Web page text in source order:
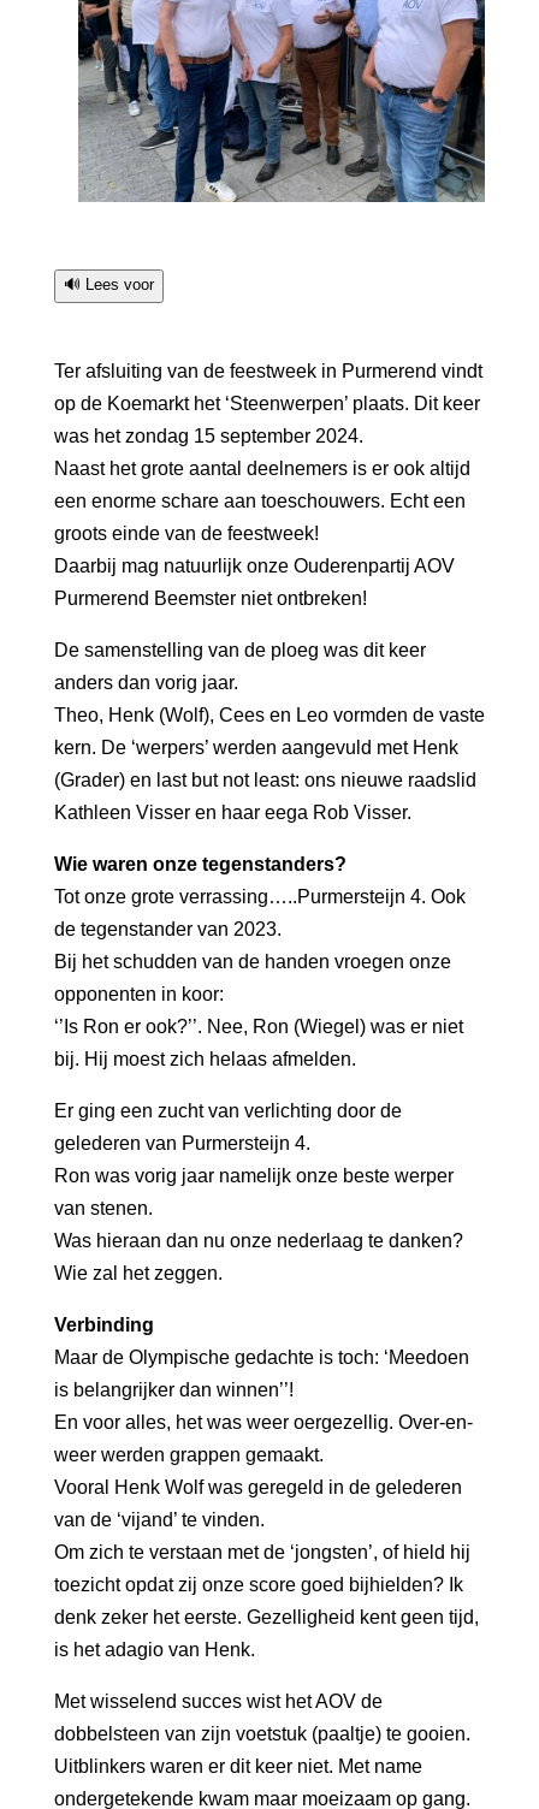
🔊 Lees voor
Ter afsluiting van de feestweek in Purmerend vindt
op de Koemarkt het ‘Steenwerpen’ plaats. Dit keer
was het zondag 15 september 2024.
Naast het grote aantal deelnemers is er ook altijd
een enorme schare aan toeschouwers. Echt een
groots einde van de feestweek!
Daarbij mag natuurlijk onze Ouderenpartij AOV
Purmerend Beemster niet ontbreken!
De samenstelling van de ploeg was dit keer
anders dan vorig jaar.
Theo, Henk (Wolf), Cees en Leo vormden de vaste
kern. De ‘werpers’ werden aangevuld met Henk
(Grader) en last but not least: ons nieuwe raadslid
Kathleen Visser en haar eega Rob Visser.
Wie waren onze tegenstanders?
Tot onze grote verrassing…..Purmersteijn 4. Ook
de tegenstander van 2023.
Bij het schudden van de handen vroegen onze
opponenten in koor:
‘’Is Ron er ook?’’. Nee, Ron (Wiegel) was er niet
bij. Hij moest zich helaas afmelden.
Er ging een zucht van verlichting door de
gelederen van Purmersteijn 4.
Ron was vorig jaar namelijk onze beste werper
van stenen.
Was hieraan dan nu onze nederlaag te danken?
Wie zal het zeggen.
Verbinding
Maar de Olympische gedachte is toch: ‘Meedoen
is belangrijker dan winnen’’!
En voor alles, het was weer oergezellig. Over-en-
weer werden grappen gemaakt.
Vooral Henk Wolf was geregeld in de gelederen
van de ‘vijand’ te vinden.
Om zich te verstaan met de ‘jongsten’, of hield hij
toezicht opdat zij onze score goed bijhielden? Ik
denk zeker het eerste. Gezelligheid kent geen tijd,
is het adagio van Henk.
Met wisselend succes wist het AOV de
dobbelsteen van zijn voetstuk (paaltje) te gooien.
Uitblinkers waren er dit keer niet. Met name
ondergetekende kwam maar moeizaam op gang.